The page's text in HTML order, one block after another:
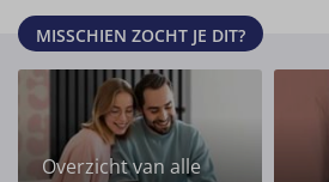
MISSCHIEN ZOCHT JE DIT?
Overzicht van alle